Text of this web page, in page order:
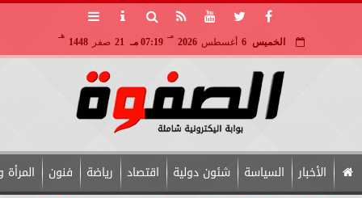
الخميس 6 أغسطس 2026
مـ
07:19 مـ 21 صفر 1448
هـ
الأخبار السياسة شئون دولية اقتصاد رياضة فنون